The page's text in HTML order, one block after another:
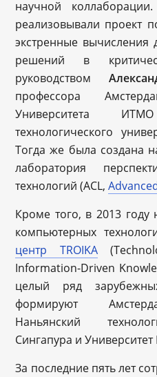
научной
реализовывали проект
экстренные вычисления
решений в
руководством
профессора
Университета
технологического
Тогда же была создана
лаборатория
технологий (ACL,
Кроме того, в 2013
компьютерных
центр TROIKA
Information-Driven
целый ряд
формируют
Наньянский
Сингапура и
За последние пять лет